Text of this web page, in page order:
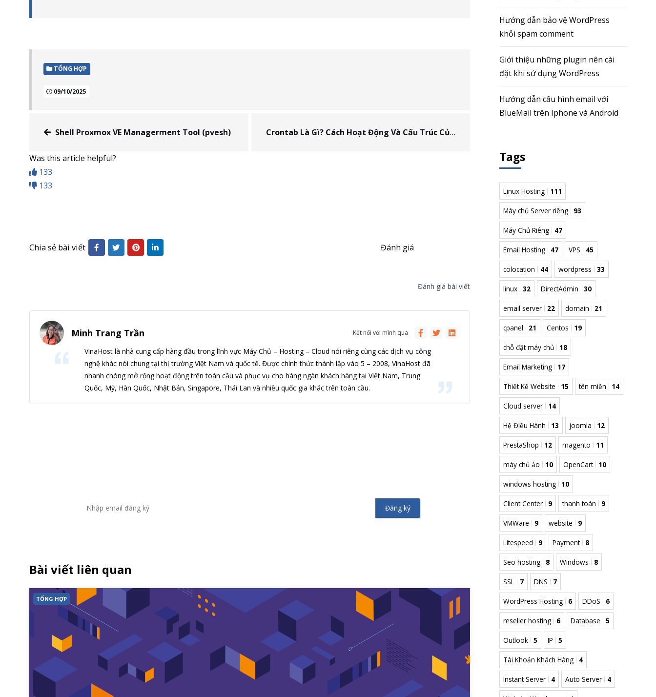
TỔNG HỢP
09/10/2025
Shell Proxmox VE Managerment Tool (pvesh) Crontab Là Gì? Cách Hoạt Động Và Cấu Trúc Của Crontab
Was this article helpful?
133
133
Chia sẻ bài viết Đánh giá
Đánh giá bài viết
Minh Trang Trần Kết nối với mình qua
VinaHost là nhà cung cấp hàng đầu trong lĩnh vực Máy Chủ – Hosting – Cloud nói riêng cùng các dịch vụ công
nghệ khác nói chung tại thị trường Việt Nam và quốc tế. Được chính thức thành lập vào 5 – 2008, VinaHost đã
nhanh chóng mở rộng hoạt động trên toàn cầu và phục vụ cho hàng ngàn khách hàng tại Việt Nam, Trung
Quốc, Mỹ, Hàn Quốc, Nhật Bản, Singapore, Thái Lan và nhiều quốc gia khác trên toàn cầu.
Bài viết liên quan
TỔNG HỢP
Hướng dẫn bảo vệ WordPress
khỏi spam comment
Giới thiệu những plugin nên cài
đặt khi sử dụng WordPress
Hướng dẫn cấu hình email với
BlueMail trên Iphone và Android
Tags
Linux Hosting 111
Máy chủ Server riêng 93
Máy Chủ Riêng 47
Email Hosting 47 VPS 45
colocation 44 wordpress 33
linux 32 DirectAdmin 30
email server 22 domain 21
cpanel 21 Centos 19
chỗ đặt máy chủ 18
Email Marketing 17
Thiết Kế Website 15 tên miền 14
Cloud server 14
Hệ Điều Hành 13 joomla 12
PrestaShop 12 magento 11
máy chủ ảo 10 OpenCart 10
windows hosting 10
Client Center 9 thanh toán 9
VMWare 9 website 9
Litespeed 9 Payment 8
Seo hosting 8 Windows 8
SSL 7 DNS 7
WordPress Hosting 6 DDoS 6
reseller hosting 6 Database 5
Outlook 5 IP 5
Tài Khoản Khách Hàng 4
Instant Server 4 Auto Server 4